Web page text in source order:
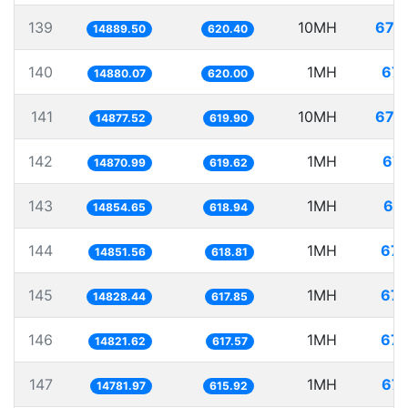
139 14889.50 620.40 10MH
140 14880.07 620.00 1MH
141 14877.52 619.90 10MH
142 14870.99 619.62 1MH
143 14854.65 618.94 1MH
144 14851.56 618.81 1MH
145 14828.44 617.85 1MH
146 14821.62 617.57 1MH
147 14781.97 615.92 1MH